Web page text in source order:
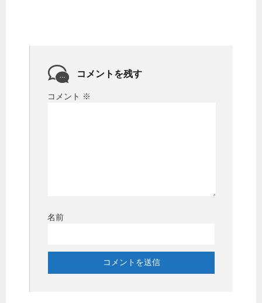
コメントを残す
コメント ※
名前